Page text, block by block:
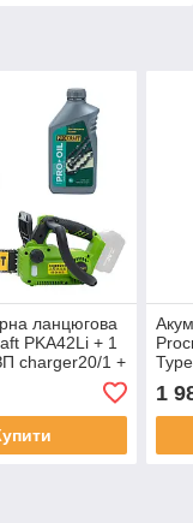
ланцюгова
PKA42Li + 1
charger20/1 +
1